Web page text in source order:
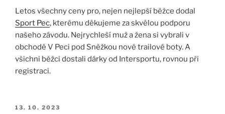
Letos všechny ceny pro, nejen nejlepší běžce dodal
Sport Pec, kterému děkujeme za skvělou podporu
našeho závodu. Nejrychleší muž a žena si vybrali v
obchodě V Peci pod Sněžkou nové trailové boty. A
všichni běžci dostali dárky od Intersportu, rovnou při
registraci.
PUBLIKOVÁNO
13. 10. 2023